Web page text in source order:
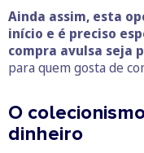
Ainda assim, esta
início e é preciso
compra avulsa seja
para quem gosta de
O
dinheiro